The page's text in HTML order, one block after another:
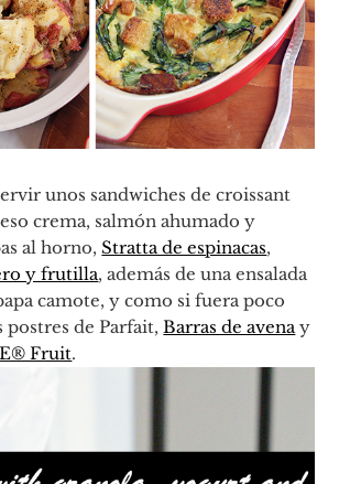
unos sandwiches de croissant
crema, salmón ahumado y
al horno, Stratta de espinacas,
y frutilla, además de una ensalada
camote, y como si fuera poco
postres de Parfait,Barras de avenay
Fruit.